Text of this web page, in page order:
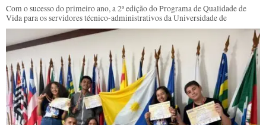
Com o sucesso do primeiro ano, a 2ª edição do Programa de Qualidade de
Vida para os servidores técnico-administrativos da Universidade de